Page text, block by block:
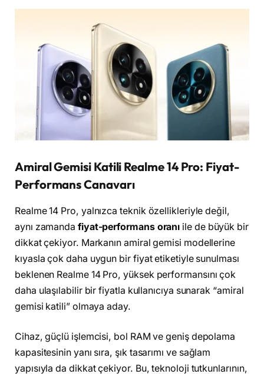
Amiral Gemisi Katili Realme 14 Pro: Fiyat-
Performans Canavarı
Realme 14 Pro, yalnızca teknik özellikleriyle değil,
aynı zamanda fiyat-performans oranı ile de büyük bir
dikkat çekiyor. Markanın amiral gemisi modellerine
kıyasla çok daha uygun bir fiyat etiketiyle sunulması
beklenen Realme 14 Pro, yüksek performansını çok
daha ulaşılabilir bir fiyatla kullanıcıya sunarak “amiral
gemisi katili” olmaya aday.
Cihaz, güçlü işlemcisi, bol RAM ve geniş depolama
kapasitesinin yanı sıra, şık tasarımı ve sağlam
yapısıyla da dikkat çekiyor. Bu, teknoloji tutkunlarının,